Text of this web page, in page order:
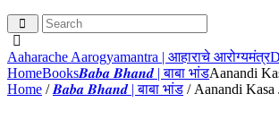
Aaharache Aarogyamantra | आहाराचे आरोग्यमंत्र
HomeBooks𝑩𝒂𝒃𝒂 𝑩𝒉𝒂𝒏𝒅 | बाबा भांडAanandi
Home /𝑩𝒂𝒃𝒂 𝑩𝒉𝒂𝒏𝒅 | बाबा भांड / Aanandi